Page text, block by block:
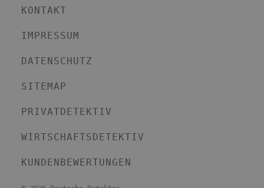
KONTAKT
IMPRESSUM
DATENSCHUTZ
SITEMAP
PRIVATDETEKTIV
WIRTSCHAFTSDETEKTIV
KUNDENBEWERTUNGEN